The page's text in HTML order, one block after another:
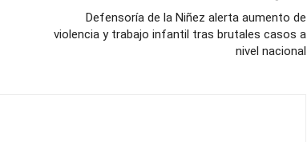
Defensoría de la Niñez alerta aumento de
violencia y trabajo infantil tras brutales casos a
nivel nacional